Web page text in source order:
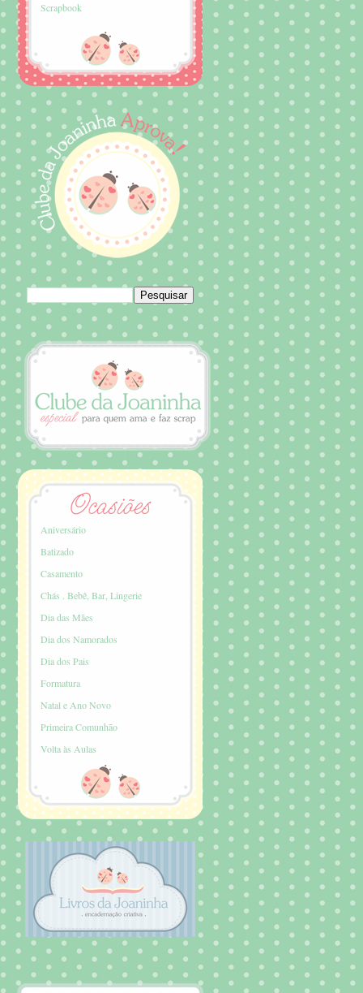
Scrapbook
Aniversário
Batizado
Casamento
Chás . Bebê, Bar, Lingerie
Dia das Mães
Dia dos Namorados
Dia dos Pais
Formatura
Natal e Ano Novo
Primeira Comunhão
Volta às Aulas